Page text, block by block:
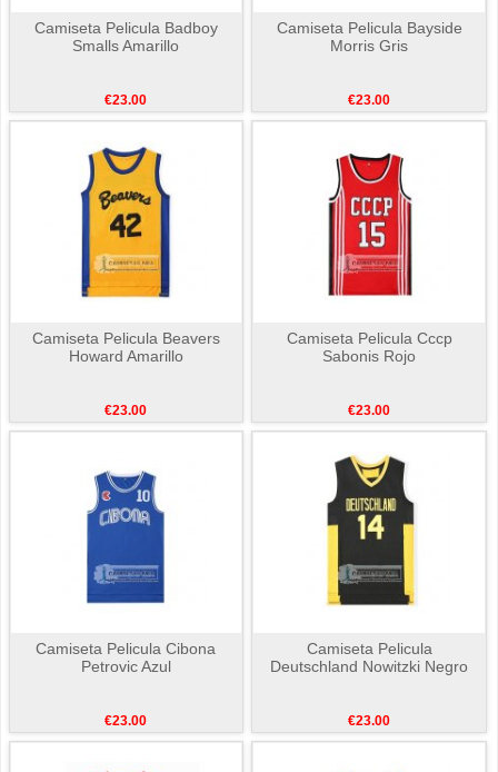
Camiseta Pelicula Badboy
Smalls Amarillo
€23.00
Camiseta Pelicula Bayside
Morris Gris
€23.00
Camiseta Pelicula Beavers
Howard Amarillo
€23.00
Camiseta Pelicula Cccp
Sabonis Rojo
€23.00
Camiseta Pelicula Cibona
Petrovic Azul
€23.00
Camiseta Pelicula
Deutschland Nowitzki Negro
€23.00